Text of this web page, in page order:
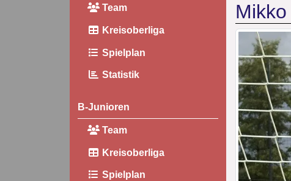
Team
Kreisoberliga
Spielplan
Statistik
B-Junioren
Team
Kreisoberliga
Spielplan